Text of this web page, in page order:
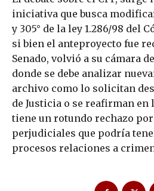
iniciativa que busca
y 305° de la ley 1.286/98 del
si bien el anteproyecto fue
Senado, volvió a su cámara
donde se debe analizar
archivo como lo solicitan
de Justicia o se reafirman
tiene un rotundo rechazo
perjudiciales que podría
procesos relaciones a